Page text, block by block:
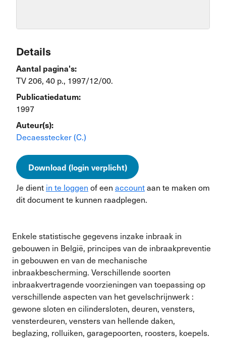
Details
Aantal pagina's:
TV 206, 40 p., 1997/12/00.
Publicatiedatum:
1997
Auteur(s):
Decaesstecker (C.)
Download (login verplicht)
Je dient in te loggen of een accountaan te maken om
dit document te kunnen raadplegen.
Enkele statistische gegevens inzake inbraak in
gebouwen in België, principes van de inbraakpreventie
in gebouwen en van de mechanische
inbraakbescherming. Verschillende soorten
inbraakvertragende voorzieningen van toepassing op
verschillende aspecten van het gevelschrijnwerk :
gewone sloten en cilindersloten, deuren, vensters,
vensterdeuren, vensters van hellende daken,
beglazing, rolluiken, garagepoorten, roosters, koepels.